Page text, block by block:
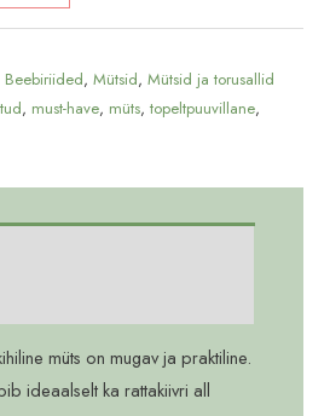
Beebiriided,Mütsid,Mütsid ja torusallid
, must-have, müts,topeltpuuvillane,
müts on mugav ja praktiline.
ideaalselt ka rattakiivri all